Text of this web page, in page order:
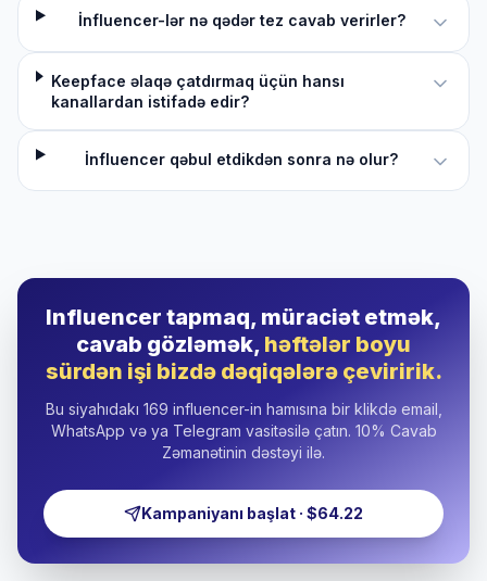
İnfluencer-lər nə qədər tez cavab verirler?
Keepface əlaqə çatdırmaq üçün hansı
kanallardan istifadə edir?
İnfluencer qəbul etdikdən sonra nə olur?
Influencer tapmaq, müraciət etmək,
cavab gözləmək, həftələr boyu
sürdən işi bizdə dəqiqələrə çeviririk.
Bu siyahıdakı 169 influencer-in hamısına bir klikdə email,
WhatsApp və ya Telegram vasitəsilə çatın. 10% Cavab
Zəmanətinin dəstəyi ilə.
Kampaniyanı başlat · $64.22